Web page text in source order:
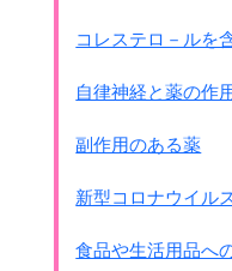
コレステロ－ルを
自律神経と薬の作
副作用のある薬
新型コロナウイル
食品や生活用品へ